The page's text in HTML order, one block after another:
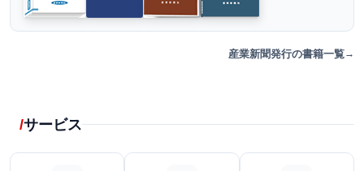
産業新聞発行の書籍一覧
サービス